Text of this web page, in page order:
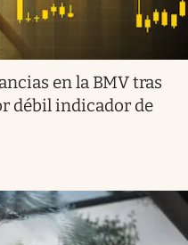
en la BMV tras
débil indicador de